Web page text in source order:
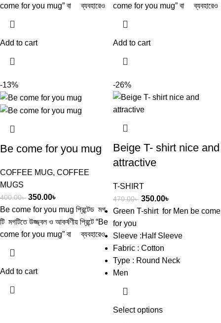
come for you mug” বা ব্যবহারেও
Add to cart
come for you mug” বা ব্যবহারেও
Add to cart
-13%
Be come for you mug
COFFEE MUG, COFFEE
MUGS
400.00৳ 350.00৳
Be come for you mug প্রিন্টেড মগ
টি মগটিতে উজ্জ্বল ও আকর্ষণীয় প্রিন্টে “Be
come for you mug” বা ব্যবহারেও
Add to cart
-26%
Beige T- shirt nice and
attractive
T-SHIRT
470.00৳ 350.00৳
Green T-shirtfor Men be come
for you
Sleeve :Half Sleeve
Fabric : Cotton
Type : Round Neck
Men
Select options